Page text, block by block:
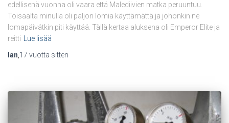
edellisenä vuonna oli vaara että Malediivien matka peruuntuu.
Toisaalta minulla oli paljon lomia käyttämättä ja johonkin ne
lomapäivätkin piti käyttää. Tällä kertaa aluksena oli Emperor Elite ja
reitti Lue lisää
Ian,17 vuotta sitten